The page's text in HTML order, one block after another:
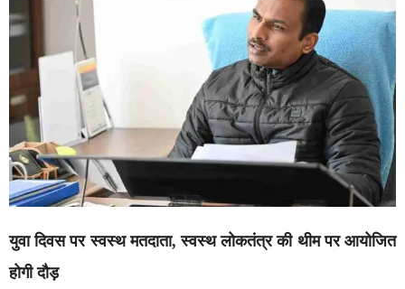
युवा दिवस पर स्वस्थ मतदाता, स्वस्थ लोकतंत्र की थीम पर आयोजित
होगी दौड़